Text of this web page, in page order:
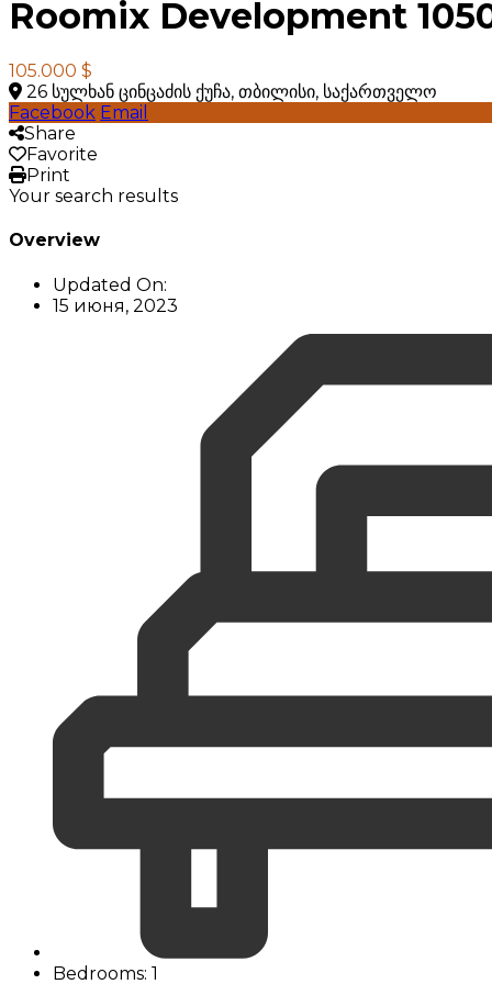
Roomix Development
105.000 $
26 სულხან ცინცაძის ქუჩა, თბილისი, საქართველო
Facebook Email
Share
Favorite
Print
Your search results
Overview
Updated On:
15 июня, 2023
Bedrooms: 1